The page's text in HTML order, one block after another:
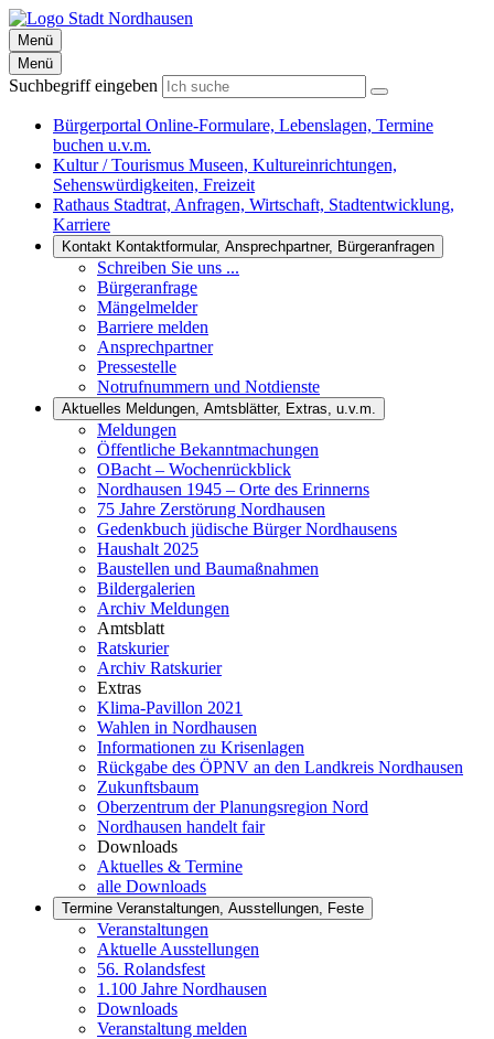
Menü
Menü
Suchbegriff eingeben
Bürgerportal Online-Formulare, Lebenslagen, Termine
buchen u.v.m.
Kultur / Tourismus Museen, Kultureinrichtungen,
Sehenswürdigkeiten, Freizeit
Rathaus Stadtrat, Anfragen, Wirtschaft, Stadtentwicklung,
Karriere
Kontakt Kontaktformular, Ansprechpartner, Bürgeranfragen
Schreiben Sie uns ...
Bürgeranfrage
Mängelmelder
Barriere melden
Ansprechpartner
Pressestelle
Notrufnummern und Notdienste
Aktuelles Meldungen, Amtsblätter, Extras, u.v.m.
Meldungen
Öffentliche Bekanntmachungen
OBacht – Wochenrückblick
Nordhausen 1945 – Orte des Erinnerns
75 Jahre Zerstörung Nordhausen
Gedenkbuch jüdische Bürger Nordhausens
Haushalt 2025
Baustellen und Baumaßnahmen
Bildergalerien
Archiv Meldungen
Amtsblatt
Ratskurier
Archiv Ratskurier
Extras
Klima-Pavillon 2021
Wahlen in Nordhausen
Informationen zu Krisenlagen
Rückgabe des ÖPNV an den Landkreis Nordhausen
Zukunftsbaum
Oberzentrum der Planungsregion Nord
Nordhausen handelt fair
Downloads
Aktuelles & Termine
alle Downloads
Termine Veranstaltungen, Ausstellungen, Feste
Veranstaltungen
Aktuelle Ausstellungen
56. Rolandsfest
1.100 Jahre Nordhausen
Downloads
Veranstaltung melden